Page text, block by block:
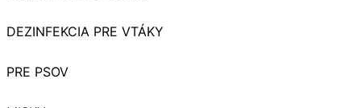
DEZINFEKCIA PRE VTÁKY
PRE PSOV